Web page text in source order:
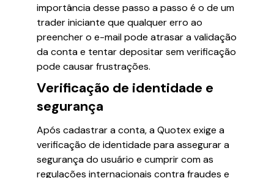
importância desse passo a passo é o de um
trader iniciante que qualquer erro ao
preencher o e-mail pode atrasar a validação
da conta e tentar depositar sem verificação
pode causar frustrações.
Verificação de identidade e
segurança
Após cadastrar a conta, a Quotex exige a
verificação de identidade para assegurar a
segurança do usuário e cumprir com as
regulações internacionais contra fraudes e